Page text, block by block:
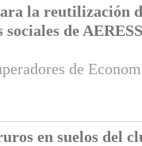
la reutilización
de
de
en suelos del